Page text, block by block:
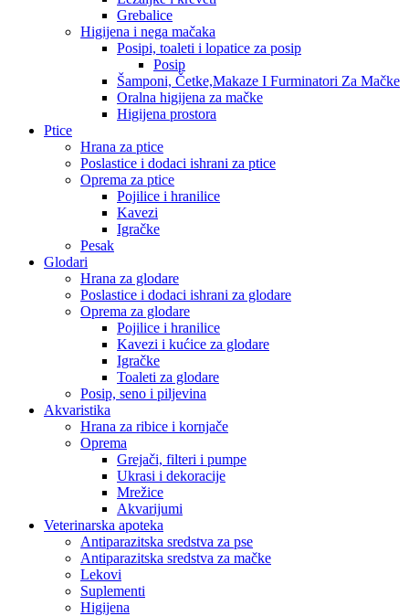
Grebalice
Higijena i nega mačaka
Posipi, toaleti i lopatice za posip
Posip
Šamponi, Četke,Makaze I Furminatori Za Mačke
Oralna higijena za mačke
Higijena prostora
Ptice
Hrana za ptice
Poslastice i dodaci ishrani za ptice
Oprema za ptice
Pojilice i hranilice
Kavezi
Igračke
Pesak
Glodari
Hrana za glodare
Poslastice i dodaci ishrani za glodare
Oprema za glodare
Pojilice i hranilice
Kavezi i kućice za glodare
Igračke
Toaleti za glodare
Posip, seno i piljevina
Akvaristika
Hrana za ribice i kornjače
Oprema
Grejači, filteri i pumpe
Ukrasi i dekoracije
Mrežice
Akvarijumi
Veterinarska apoteka
Antiparazitska sredstva za pse
Antiparazitska sredstva za mačke
Lekovi
Suplementi
Higijena